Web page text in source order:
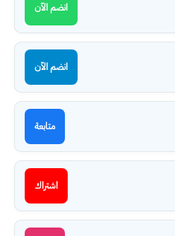
انضم الآن
انضم الآن
متابعة
اشتراك